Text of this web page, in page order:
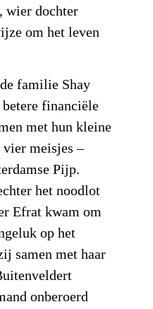
wier dochter
om het leven
familie Shay
financiële
met hun kleine
vier meisjes –
Pijp.
het noodlot
Efrat kwam om
op het
samen met haar
onberoerd